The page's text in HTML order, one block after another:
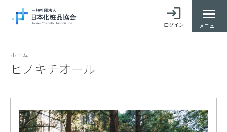
ログイン メニュー
ホーム
ヒノキチオール